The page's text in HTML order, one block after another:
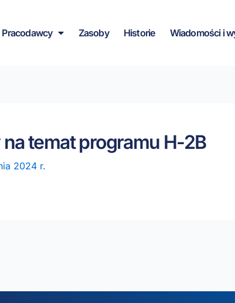
Pracodawcy Zasoby Historie Wiadomości i
temat programu H-2B
2024 r.